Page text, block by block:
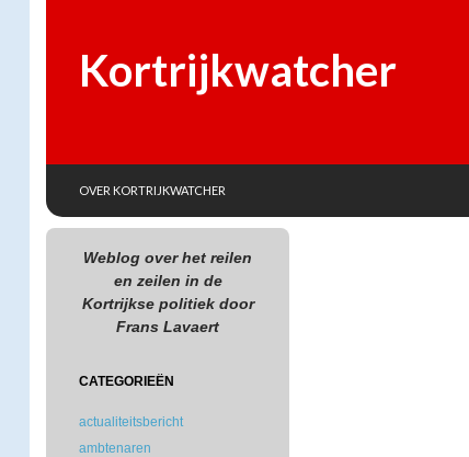
Kortrijkwatcher
OVER KORTRIJKWATCHER
Weblog over het reilen
en zeilen in de
Kortrijkse politiek door
Frans Lavaert
CATEGORIEËN
actualiteitsbericht
ambtenaren